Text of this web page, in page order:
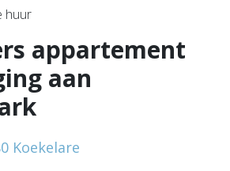
huur
appartement
aan
Koekelare